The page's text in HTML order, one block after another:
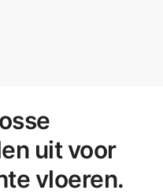
uit voor
vloeren.